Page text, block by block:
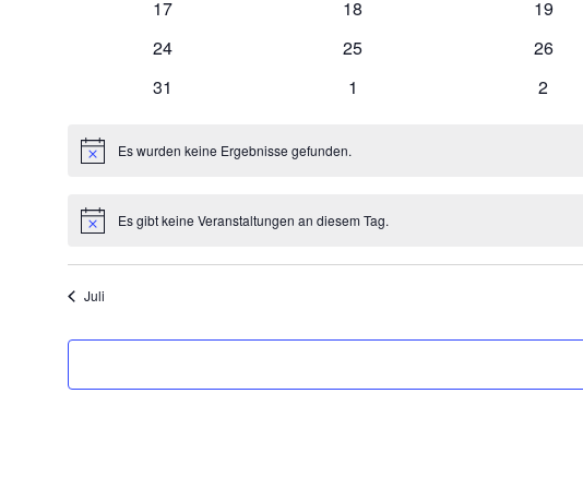
0
17
0
18
0
19
0
24
0
25
0
26
0
31
0
1
0
2
HinweisEs wurden keine Ergebnisse gefunden.
HinweisEs gibt keine Veranstaltungen an diesem Tag.
Juli